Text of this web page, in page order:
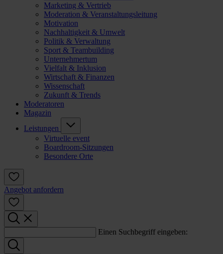
Marketing & Vertrieb
Moderation & Veranstaltungsleitung
Motivation
Nachhaltigkeit & Umwelt
Politik & Verwaltung
Sport & Teambuilding
Unternehmertum
Vielfalt & Inklusion
Wirtschaft & Finanzen
Wissenschaft
Zukunft & Trends
Moderatoren
Magazin
Leistungen
Virtuelle event
Boardroom-Sitzungen
Besondere Orte
Angebot anfordern
Einen Suchbegriff eingeben: